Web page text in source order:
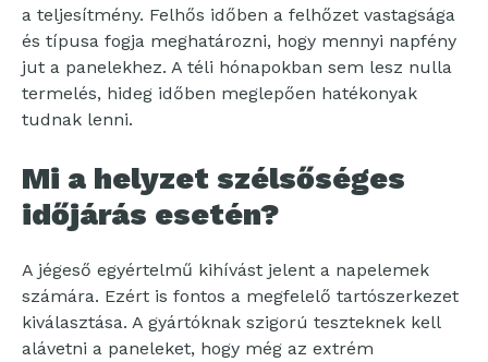
a teljesítmény. Felhős időben a felhőzet vastagsága
és típusa fogja meghatározni, hogy mennyi napfény
jut a panelekhez. A téli hónapokban sem lesz nulla
termelés, hideg időben meglepően hatékonyak
tudnak lenni.
Mi a helyzet szélsőséges
időjárás esetén?
A jégeső egyértelmű kihívást jelent a napelemek
számára. Ezért is fontos a megfelelő tartószerkezet
kiválasztása. A gyártóknak szigorú teszteknek kell
alávetni a paneleket, hogy még az extrém